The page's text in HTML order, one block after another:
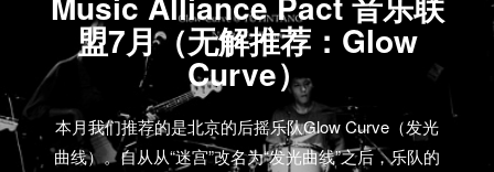
盟7月（无解推荐：Glow
Curve）
本月我们推荐的是北京的后摇乐队Glow Curve（发光
曲线）。自从从“迷宫”改名为“发光曲线”之后，乐队的